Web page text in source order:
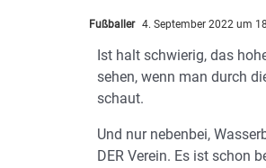
Fußballer 4. September 2022 um
Ist halt schwierig, das
sehen, wenn man durch
schaut.
Und nur nebenbei,
DER Verein. Es ist schon